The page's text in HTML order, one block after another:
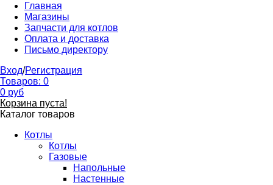
Главная
Магазины
Запчасти для котлов
Оплата и доставка
Письмо директору
Вход/Регистрация
Товаров: 0
0 руб
Корзина пуста!
Каталог товаров
Котлы
Котлы
Газовые
Напольные
Настенные